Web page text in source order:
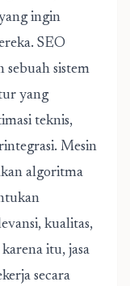
ingin
SEO
sebuah sistem
yang
teknis,
Mesin
algoritma
kualitas,
itu, jasa
secara